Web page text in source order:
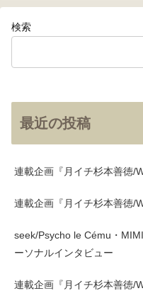
検索
最近の投稿
連載企画『月イチ杉本善徳/
連載企画『月イチ杉本善徳/
seek/Psycho le Cému・
ーソナルインタビュー
連載企画『月イチ杉本善徳/